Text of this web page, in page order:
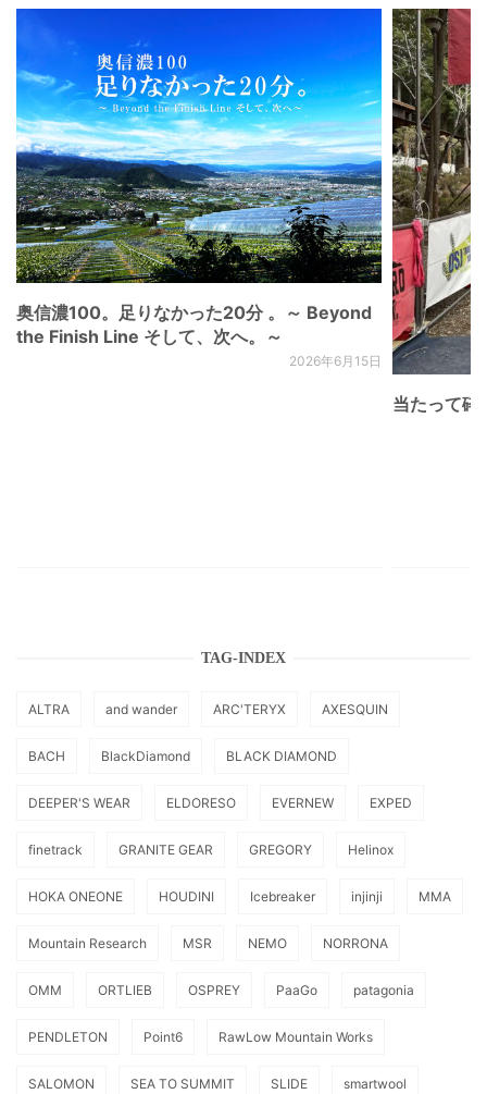
奥信濃100。足りなかった20分 。～ Beyond
the Finish Line そして、次へ。～
2026年6月15日
当たって砕
TAG-INDEX
ALTRA and wander ARC'TERYX AXESQUIN
BACH BlackDiamond BLACK DIAMOND
DEEPER'S WEAR ELDORESO EVERNEW EXPED
finetrack GRANITE GEAR GREGORY Helinox
HOKA ONEONE HOUDINI Icebreaker injinji MMA
Mountain Research MSR NEMO NORRONA
OMM ORTLIEB OSPREY PaaGo patagonia
PENDLETON Point6 RawLow Mountain Works
SALOMON SEA TO SUMMIT SLIDE smartwool